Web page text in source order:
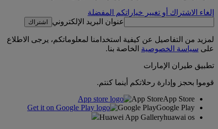
إلغاء الاشتراك أو تغيير خياراتكم المفضلة
عنوان البريد الإلكتروني
اشتراك
لمزيد من التفاصيل عن كيفية استخدامنا لمعلوماتكم، يرجى الاطلاع
على سياسة الخصوصية الخاصة بنا.
تطبيق طيران الإمارات
قوموا بحجز وإدارة رحلاتكم أينما كنتم.
App StoreApp Store
Google PlayGoogle Play
Huawei App Galleryhuawai os